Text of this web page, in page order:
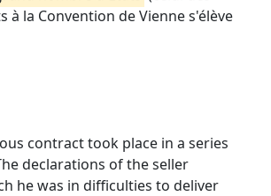
à la Convention de Vienne s'élève
contract took place in a series
declarations of the seller
he was in difficulties to deliver